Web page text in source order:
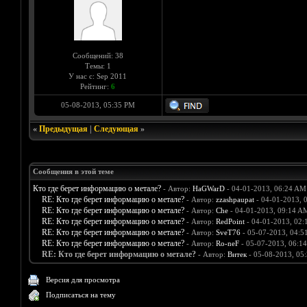
Сообщений: 38
Темы: 1
У нас с: Sep 2011
Рейтинг: 6
05-08-2013, 05:35 PM
« Предыдущая| Следующая»
Сообщения в этой теме
Кто где берет информацию о метале? - Автор: HaGWarD- 04-01-2013, 06:24 AM
RE: Кто где берет информацию о метале? - Автор: zzashpaupat- 04-01-2013,
RE: Кто где берет информацию о метале? - Автор: Che- 04-01-2013, 09:14
RE: Кто где берет информацию о метале? - Автор: RedPoint- 04-01-2013,
RE: Кто где берет информацию о метале? - Автор: SveT76- 05-07-2013,
RE: Кто где берет информацию о метале? - Автор: Ro-neF- 05-07-2013,
RE: Кто где берет информацию о метале? - Автор: Витек- 05-08-2013,
Версия для просмотра
Подписаться на тему